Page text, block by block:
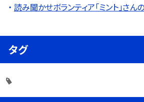
読み聞かせボランティア「ミント」さん
タグ